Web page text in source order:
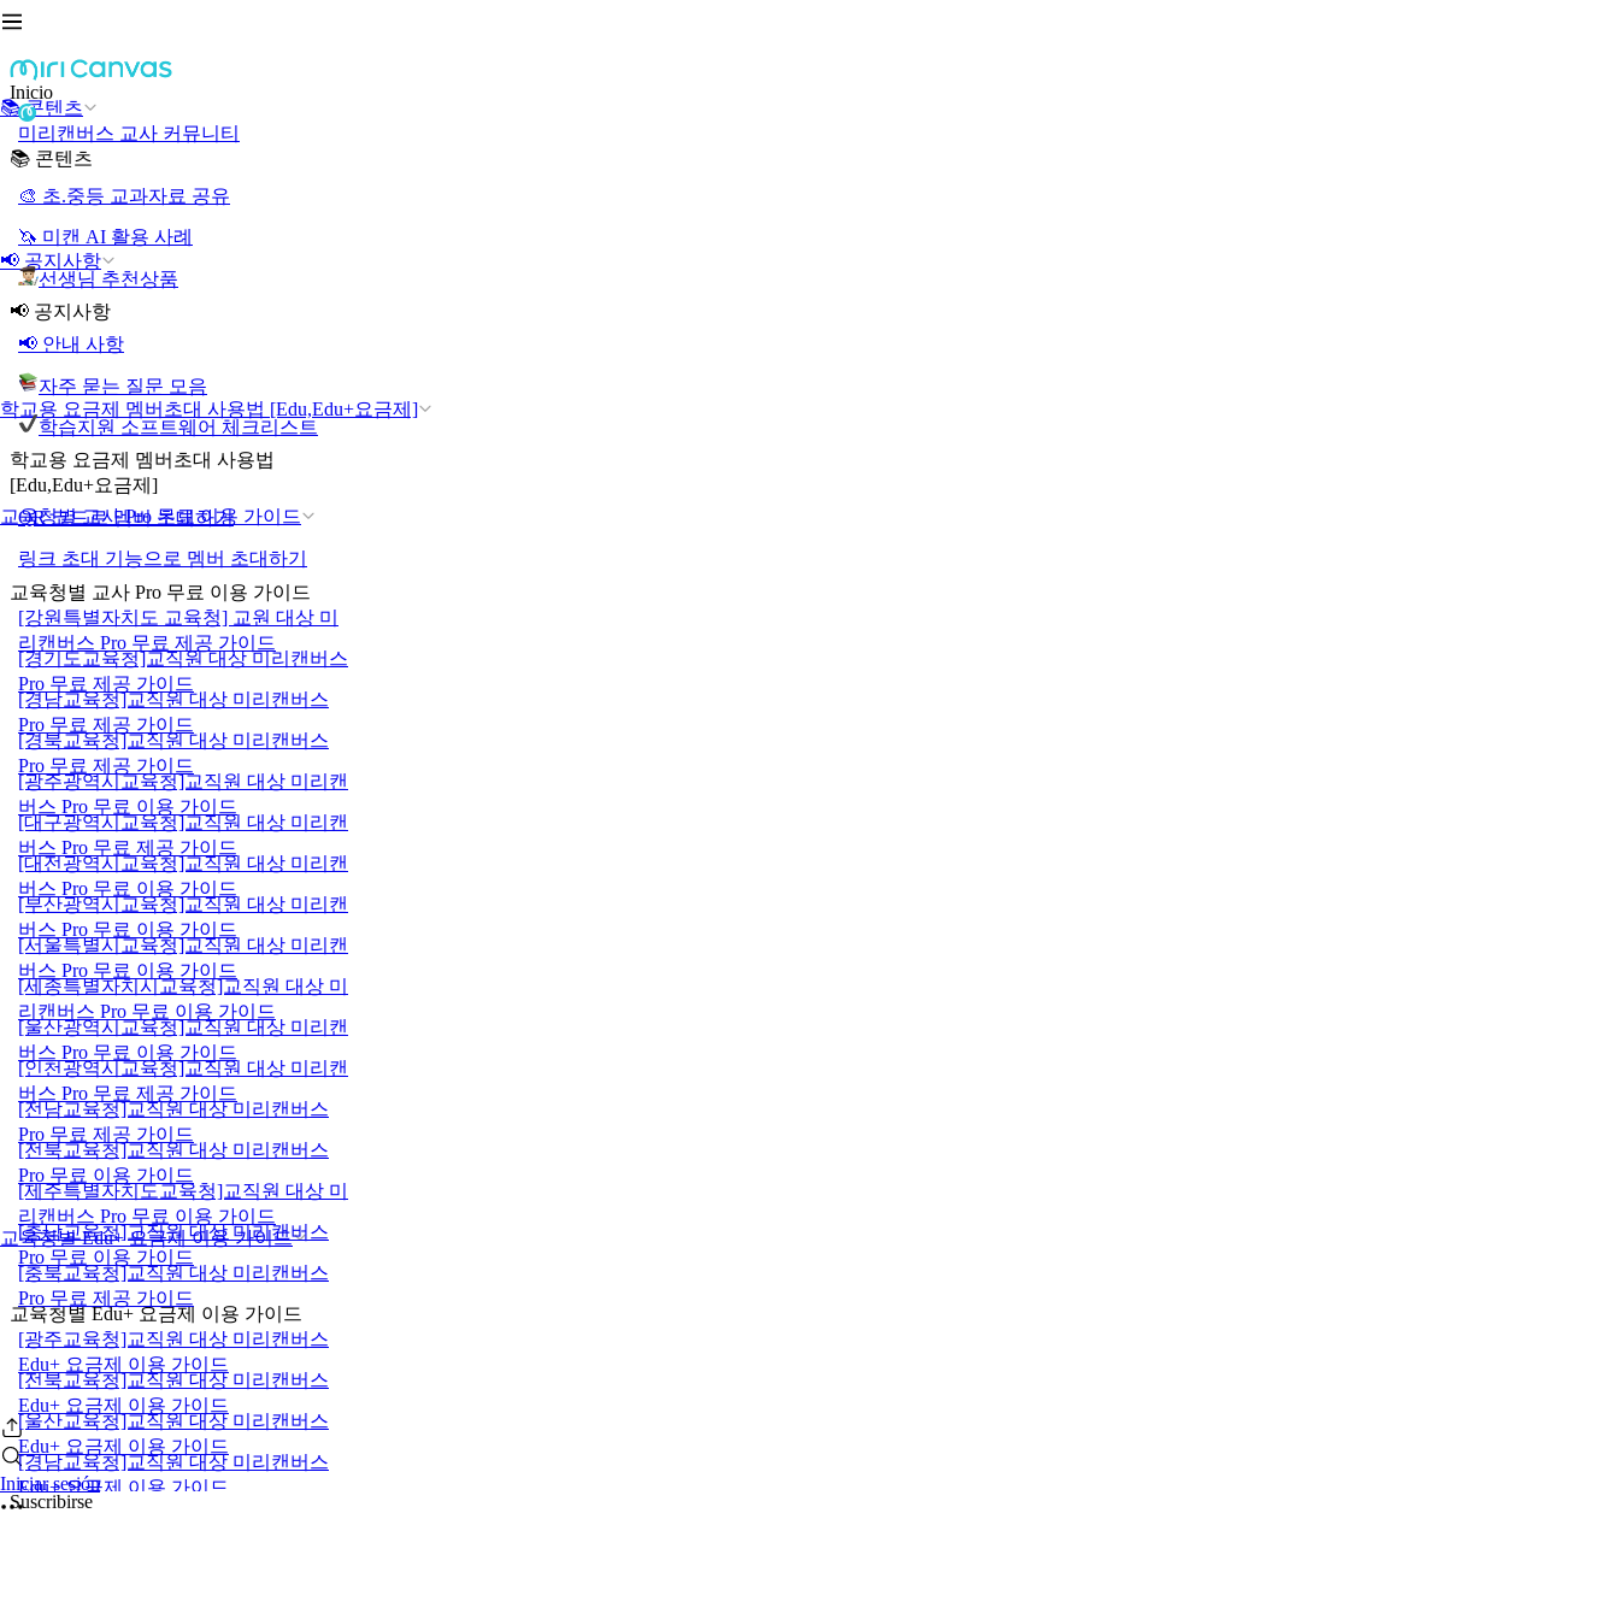
📚 콘텐츠
📢 공지사항
학교용 요금제 멤버초대 사용법 [Edu,Edu+요금제]
교육청별 교사 Pro 무료 이용 가이드
교육청별 Edu+ 요금제 이용 가이드
Iniciar sesión
Inicio
미리캔버스 교사 커뮤니티
📚 콘텐츠
🎨 초.중등 교과자료 공유
🦄 미캔 AI 활용 사례
선생님 추천상품
📢 공지사항
📢 안내 사항
자주 묻는 질문 모음
학습지원 소프트웨어 체크리스트
학교용 요금제 멤버초대 사용법
[Edu,Edu+요금제]
QR 코드로 멤버 초대하기
링크 초대 기능으로 멤버 초대하기
교육청별 교사 Pro 무료 이용 가이드
[강원특별자치도 교육청] 교원 대상 미
리캔버스 Pro 무료 제공 가이드
[경기도교육청]교직원 대상 미리캔버스
Pro 무료 제공 가이드
[경남교육청]교직원 대상 미리캔버스
Pro 무료 제공 가이드
[경북교육청]교직원 대상 미리캔버스
Pro 무료 제공 가이드
[광주광역시교육청]교직원 대상 미리캔
버스 Pro 무료 이용 가이드
[대구광역시교육청]교직원 대상 미리캔
버스 Pro 무료 제공 가이드
[대전광역시교육청]교직원 대상 미리캔
버스 Pro 무료 이용 가이드
[부산광역시교육청]교직원 대상 미리캔
버스 Pro 무료 이용 가이드
[서울특별시교육청]교직원 대상 미리캔
버스 Pro 무료 이용 가이드
[세종특별자치시교육청]교직원 대상 미
리캔버스 Pro 무료 이용 가이드
[울산광역시교육청]교직원 대상 미리캔
버스 Pro 무료 이용 가이드
[인천광역시교육청]교직원 대상 미리캔
버스 Pro 무료 제공 가이드
[전남교육청]교직원 대상 미리캔버스
Pro 무료 제공 가이드
[전북교육청]교직원 대상 미리캔버스
Pro 무료 이용 가이드
[제주특별자치도교육청]교직원 대상 미
리캔버스 Pro 무료 이용 가이드
[충남교육청]교직원 대상 미리캔버스
Pro 무료 이용 가이드
[충북교육청]교직원 대상 미리캔버스
Pro 무료 제공 가이드
교육청별 Edu+ 요금제 이용 가이드
[광주교육청]교직원 대상 미리캔버스
Edu+ 요금제 이용 가이드
[전북교육청]교직원 대상 미리캔버스
Edu+ 요금제 이용 가이드
[울산교육청]교직원 대상 미리캔버스
Edu+ 요금제 이용 가이드
[경남교육청]교직원 대상 미리캔버스
Edu+ 요금제 이용 가이드
Suscribirse